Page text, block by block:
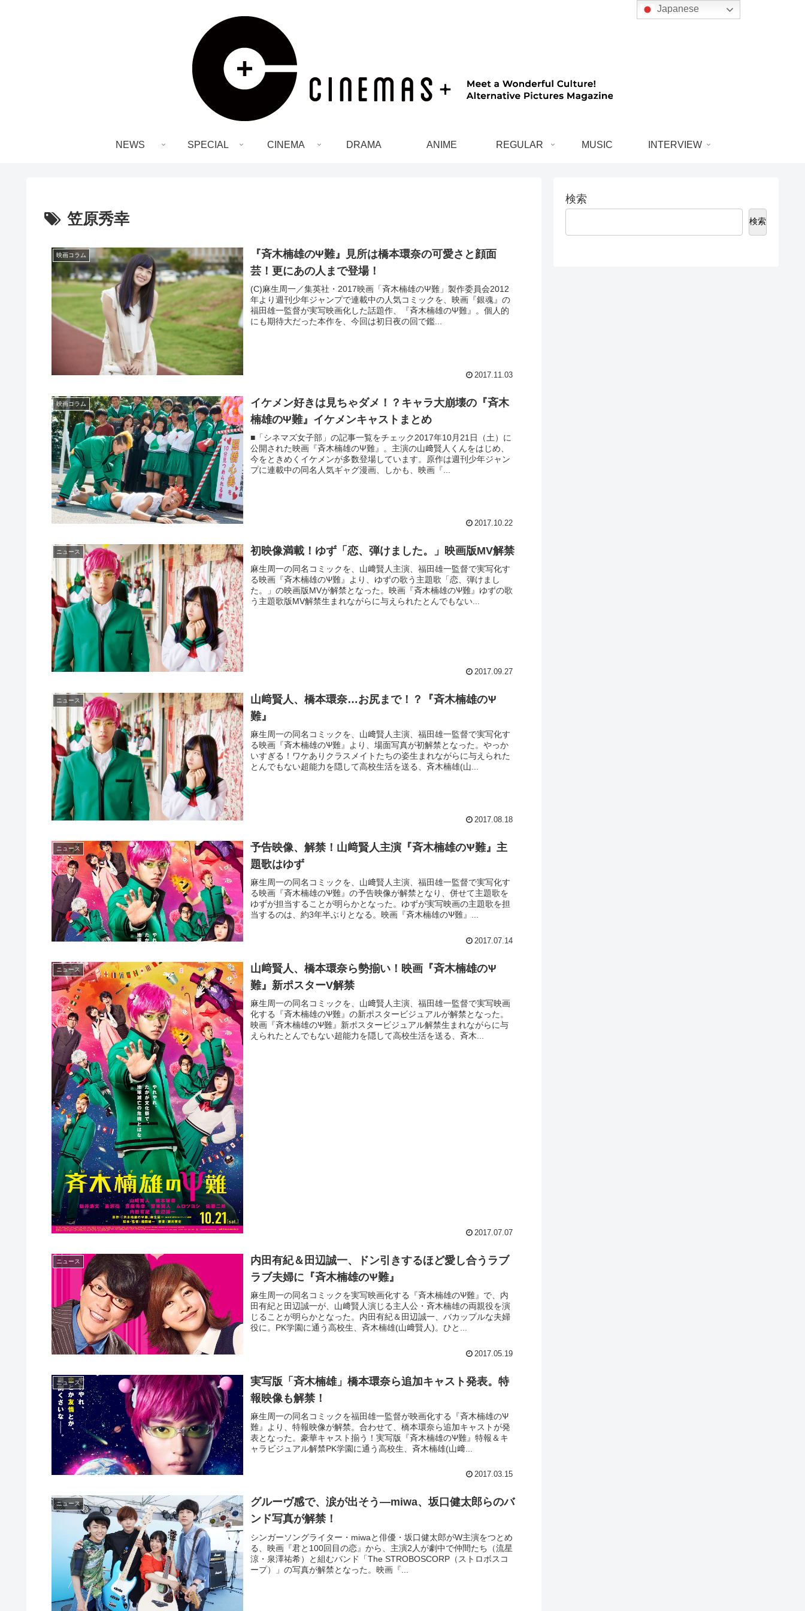
NEWS SPECIAL CINEMA DRAMA ANIME REGULAR MUSIC INTERVIEW
笠原秀幸
映画コラム
『斉木楠雄のΨ難』見所は橋本環奈の可愛さと顔面
芸！更にあの人まで登場！
(C)麻生周一／集英社・2017映画「斉木楠雄のΨ難」製作委員会2012
年より週刊少年ジャンプで連載中の人気コミックを、映画『銀魂』の
福田雄一監督が実写映画化した話題作、『斉木楠雄のΨ難』。個人的
にも期待大だった本作を、今回は初日夜の回で鑑...
2017.11.03
映画コラム
イケメン好きは見ちゃダメ！？キャラ大崩壊の『斉木
楠雄のΨ難』イケメンキャストまとめ
■「シネマズ女子部」の記事一覧をチェック2017年10月21日（土）に
公開された映画『斉木楠雄のΨ難』。主演の山﨑賢人くんをはじめ、
今をときめくイケメンが多数登場しています。原作は週刊少年ジャン
プに連載中の同名人気ギャグ漫画、しかも、映画『...
2017.10.22
ニュース 初映像満載！ゆず「恋、弾けました。」映画版MV解禁
麻生周一の同名コミックを、山﨑賢人主演、福田雄一監督で実写化す
る映画『斉木楠雄のѰ難』より、ゆずの歌う主題歌「恋、弾けまし
た。」の映画版MVが解禁となった。映画『斉木楠雄のѰ難』ゆずの歌
う主題歌版MV解禁生まれながらに与えられたとんでもない...
2017.09.27
ニュース
山﨑賢人、橋本環奈…お尻まで！？『斉木楠雄のѰ
難』
麻生周一の同名コミックを、山﨑賢人主演、福田雄一監督で実写化す
る映画『斉木楠雄のѰ難』より、場面写真が初解禁となった。やっか
いすぎる！ワケありクラスメイトたちの姿生まれながらに与えられた
とんでもない超能力を隠して高校生活を送る、斉木楠雄(山...
2017.08.18
ニュース
予告映像、解禁！山﨑賢人主演『斉木楠雄のѰ難』主
題歌はゆず
麻生周一の同名コミックを、山﨑賢人主演、福田雄一監督で実写化す
る映画『斉木楠雄のѰ難』の予告映像が解禁となり、併せて主題歌を
ゆずが担当することが明らかとなった。ゆずが実写映画の主題歌を担
当するのは、約3年半ぶりとなる。映画『斉木楠雄のѰ難』...
2017.07.14
ニュース
山﨑賢人、橋本環奈ら勢揃い！映画『斉木楠雄のѰ
難』新ポスターV解禁
麻生周一の同名コミックを、山﨑賢人主演、福田雄一監督で実写映画
化する『斉木楠雄のѰ難』の新ポスタービジュアルが解禁となった。
映画『斉木楠雄のѰ難』新ポスタービジュアル解禁生まれながらに与
えられたとんでもない超能力を隠して高校生活を送る、斉木...
2017.07.07
ニュース
内田有紀＆田辺誠一、ドン引きするほど愛し合うラブ
ラブ夫婦に『斉木楠雄のѰ難』
麻生周一の同名コミックを実写映画化する『斉木楠雄のѰ難』で、内
田有紀と田辺誠一が、山﨑賢人演じる主人公・斉木楠雄の両親役を演
じることが明らかとなった。内田有紀＆田辺誠一、バカップルな夫婦
役に。PK学園に通う高校生、斉木楠雄(山﨑賢人)。ひと...
2017.05.19
ニュース
実写版「斉木楠雄」橋本環奈ら追加キャスト発表。特
報映像も解禁！
麻生周一の同名コミックを福田雄一監督が映画化する『斉木楠雄のѰ
難』より、特報映像が解禁。合わせて、橋本環奈ら追加キャストが発
表となった。豪華キャスト揃う！実写版『斉木楠雄のѰ難』特報＆キ
ャラビジュアル解禁PK学園に通う高校生、斉木楠雄(山﨑...
2017.03.15
ニュース
グルーヴ感で、涙が出そう―miwa、坂口健太郎らのバ
ンド写真が解禁！
シンガーソングライター・miwaと俳優・坂口健太郎がW主演をつとめ
る、映画『君と100回目の恋』から、主演2人が劇中で仲間たち（流星
涼・泉澤祐希）と組むバンド「The STROBOSCORP（ストロボスコ
ープ）」の写真が解禁となった。映画『...
検索
検索
Japanese